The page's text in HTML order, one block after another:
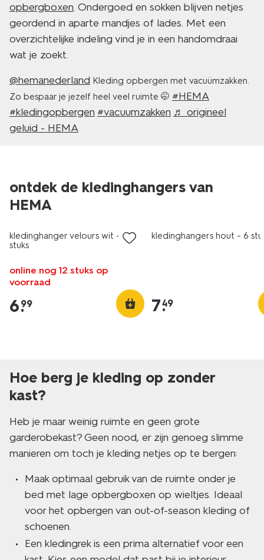
opbergboxen. Ondergoed en sokken blijven netjes
geordend in aparte mandjes of lades. Met een
overzichtelijke indeling vind je in een handomdraai
wat je zoekt.
@hemanederland Kleding opbergen met vacuümzakken.
Zo bespaar je jezelf heel veel ruimte 🤭 #HEMA
#kledingopbergen #vacuumzakken ♬ origineel
geluid - HEMA
ontdek de kledinghangers van
HEMA
kledinghanger velours wit - 6
stuks
online nog 12 stuks op
voorraad
6.
99
kledinghangers hout - 6
7.
49
Hoe berg je kleding op zonder
kast?
Heb je maar weinig ruimte en geen grote
garderobekast? Geen nood, er zijn genoeg slimme
manieren om toch je kleding netjes op te bergen:
Maak optimaal gebruik van de ruimte onder je
bed met lage opbergboxen op wieltjes. Ideaal
voor het opbergen van out-of-season kleding of
schoenen.
Een kledingrek is een prima alternatief voor een